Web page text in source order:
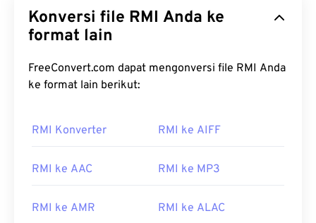
Konversi file RMI Anda ke
format lain
FreeConvert.com dapat mengonversi file RMI Anda
ke format lain berikut:
RMI Konverter RMI ke AIFF
RMI ke AAC RMI ke MP3
RMI ke AMR RMI ke ALAC